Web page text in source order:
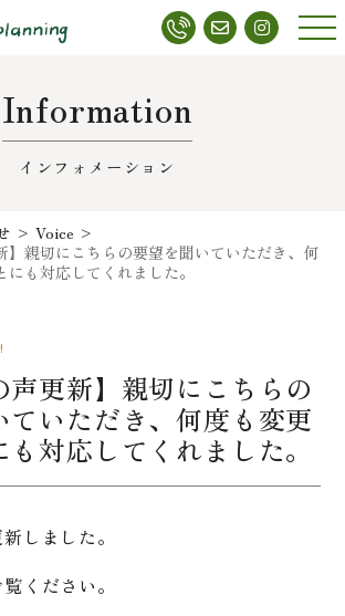
メニ
Information
インフォメーション
>Voice >
】親切にこちらの要望を聞いていただき、何
も対応してくれました。
声更新】親切にこちらの
ていただき、何度も変更
対応してくれました。
しました。
ください。